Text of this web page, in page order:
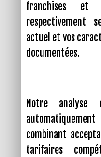
franchises et
respectivement
actuel et vos
documentées.
Notre analyse
combinant
tarifaires